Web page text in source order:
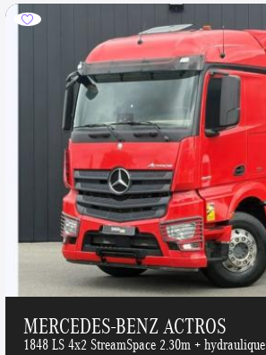
MERCEDES-BENZ ACTROS
1848 LS 4x2 StreamSpace 2.30m + hydraulique